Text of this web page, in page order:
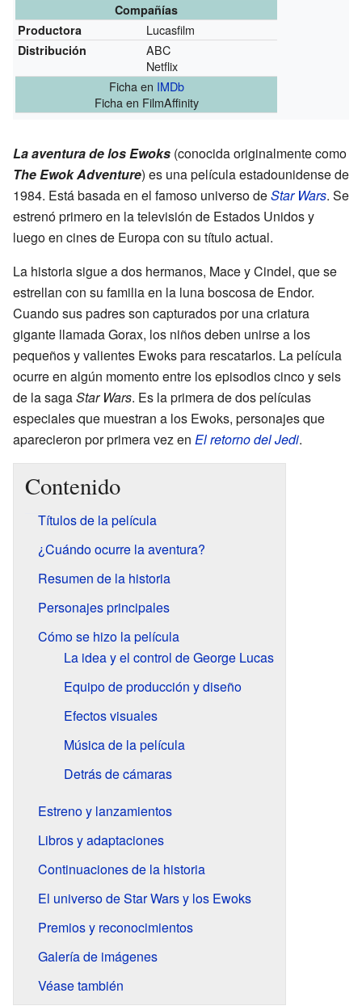
Compañías
Productora
Lucasfilm
Distribución
ABC
Netflix
Ficha en IMDb
Ficha en FilmAffinity
La aventura de los Ewoks (conocida originalmente como
The Ewok Adventure) es una película estadounidense de
1984. Está basada en el famoso universo deStar Wars. Se
estrenó primero en la televisión de Estados Unidos y
luego en cines de Europa con su título actual.
La historia sigue a dos hermanos, Mace y Cindel, que se
estrellan con su familia en la luna boscosa de Endor.
Cuando sus padres son capturados por una criatura
gigante llamada Gorax, los niños deben unirse a los
pequeños y valientes Ewoks para rescatarlos. La película
ocurre en algún momento entre los episodios cinco y seis
de la sagaStar Wars. Es la primera de dos películas
especiales que muestran a los Ewoks, personajes que
aparecieron por primera vez en El retorno del Jedi.
Contenido
Títulos de la película
¿Cuándo ocurre la aventura?
Resumen de la historia
Personajes principales
Cómo se hizo la película
La idea y el control de George Lucas
Equipo de producción y diseño
Efectos visuales
Música de la película
Detrás de cámaras
Estreno y lanzamientos
Libros y adaptaciones
Continuaciones de la historia
El universo de Star Wars y los Ewoks
Premios y reconocimientos
Galería de imágenes
Véase también